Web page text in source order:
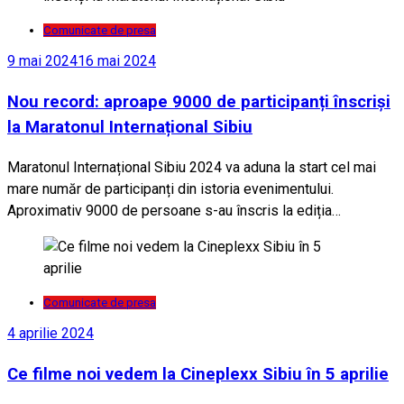
Comunicate de presa
9 mai 202416 mai 2024
Nou record: aproape 9000 de participanți înscriși
la Maratonul Internațional Sibiu
Maratonul Internațional Sibiu 2024 va aduna la start cel mai
mare număr de participanți din istoria evenimentului.
Aproximativ 9000 de persoane s-au înscris la ediția…
Comunicate de presa
4 aprilie 2024
Ce filme noi vedem la Cineplexx Sibiu în 5 aprilie